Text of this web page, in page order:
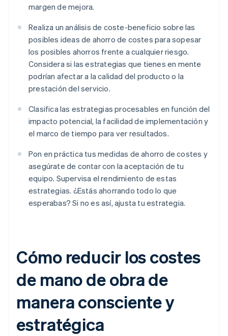
margen de mejora.
Realiza un análisis de coste-beneficio sobre las
posibles ideas de ahorro de costes para sopesar
los posibles ahorros frente a cualquier riesgo.
Considera si las estrategias que tienes en mente
podrían afectar a la calidad del producto o la
prestación del servicio.
Clasifica las estrategias procesables en función del
impacto potencial, la facilidad de implementación y
el marco de tiempo para ver resultados.
Pon en práctica tus medidas de ahorro de costes y
asegúrate de contar con la aceptación de tu
equipo. Supervisa el rendimiento de estas
estrategias. ¿Estás ahorrando todo lo que
esperabas? Si no es así, ajusta tu estrategia.
Cómo reducir los costes
de mano de obra de
manera consciente y
estratégica